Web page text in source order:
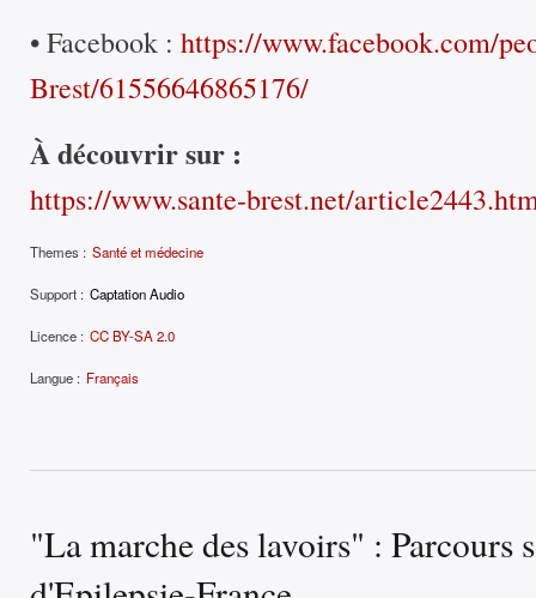
• Facebook : https://www.facebook.com/
Brest/61556646865176/
À découvrir sur :
https://www.sante-brest.net/
Themes : Santé et médecine
Support : Captation Audio
Licence : CC BY-SA 2.0
Langue : Français
"La marche des lavoirs" : Parcours